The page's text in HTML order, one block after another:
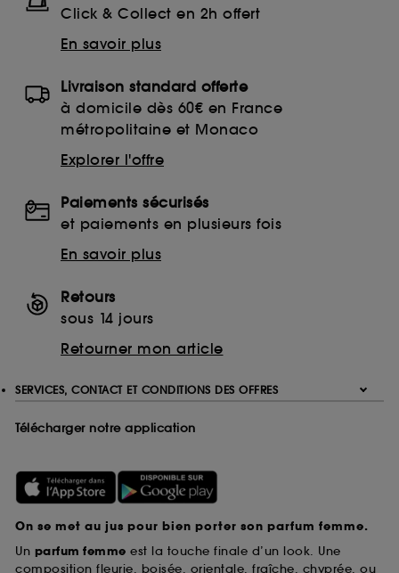
Click & Collect en 2h offert
En savoir plus
Livraison standard offerte
à domicile dès 60€ en France
métropolitaine et Monaco
Explorer l'offre
Paiements sécurisés
et paiements en plusieurs fois
En savoir plus
Retours
sous 14 jours
Retourner mon article
SERVICES, CONTACT ET CONDITIONS DES OFFRES
Télécharger notre application
On se met au jus pour bien porter son parfum femme.
Un parfum femme est la touche finale d’un look. Une
composition fleurie, boisée, orientale, fraîche, chyprée, ou